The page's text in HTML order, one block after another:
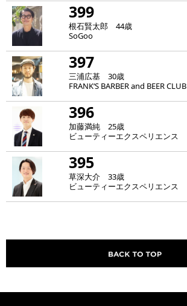
399
根石賢太郎 44歳
SoGoo
397
三浦広基 30歳
FRANK‘S BARBER and BEER CLUB
396
加藤満純 25歳
ビューティーエクスペリエンス
395
草深大介 33歳
ビューティーエクスペリエンス